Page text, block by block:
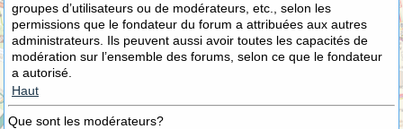
groupes d’utilisateurs ou de modérateurs, etc., selon les
permissions que le fondateur du forum a attribuées aux autres
administrateurs. Ils peuvent aussi avoir toutes les capacités de
modération sur l’ensemble des forums, selon ce que le fondateur
a autorisé.
Haut
Que sont les modérateurs?